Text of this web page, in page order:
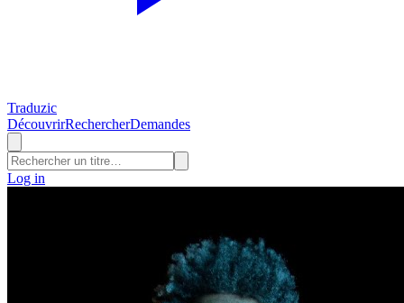
Traduzic
DécouvrirRechercherDemandes
Log in